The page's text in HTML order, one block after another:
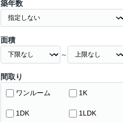
築年数
面積
～
間取り
ワンルーム 1K
1DK 1LDK